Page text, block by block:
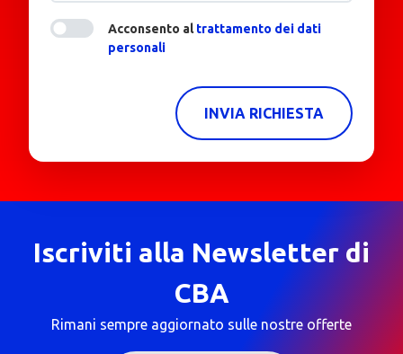
Acconsento altrattamento dei dati
personali
INVIA RICHIESTA
Iscriviti alla Newsletter di
CBA
Rimani sempre aggiornato sulle nostre offerte